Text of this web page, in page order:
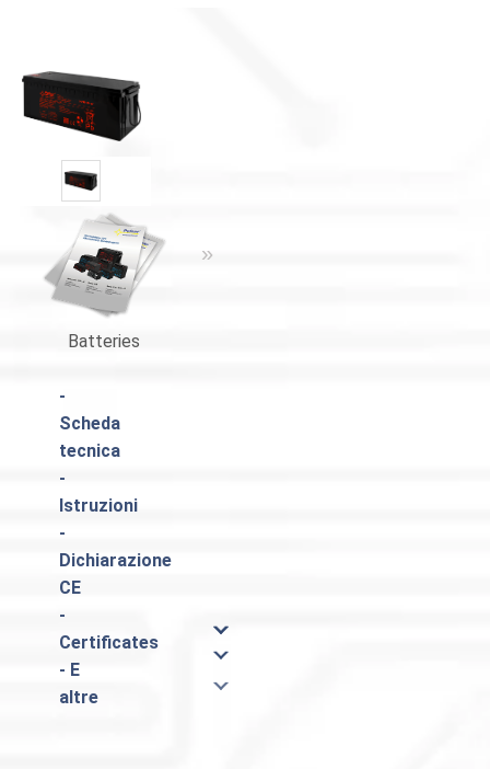
Batteries
»
-
Scheda
tecnica
-
Istruzioni
-
Dichiarazione
CE
-
Certificates
- E
altre